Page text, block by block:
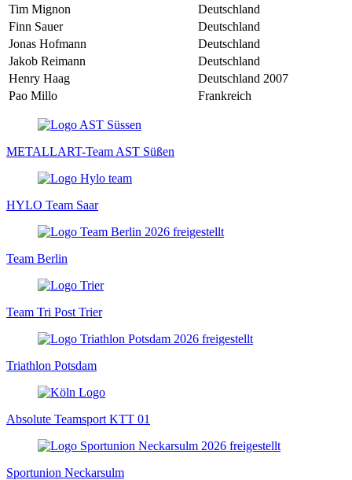
Tim Mignon
Deutschland
Finn Sauer
Deutschland
Jonas Hofmann
Deutschland
Jakob Reimann
Deutschland
Henry Haag
Deutschland 2007
Pao Millo
Frankreich
METALLART-Team AST Süßen
HYLO Team Saar
Team Berlin
Team Tri Post Trier
Triathlon Potsdam
Absolute Teamsport KTT 01
Sportunion Neckarsulm